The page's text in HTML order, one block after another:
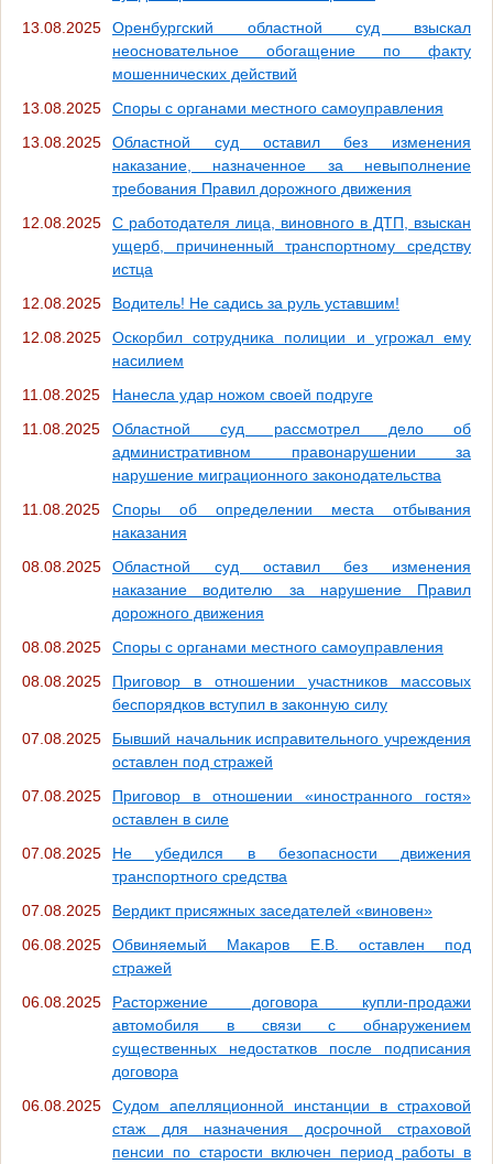
13.08.2025
Оренбургский областной суд взыскал
неосновательное обогащение по факту
мошеннических действий
13.08.2025
Споры с органами местного самоуправления
13.08.2025
Областной суд оставил без изменения
наказание, назначенное за невыполнение
требования Правил дорожного движения
12.08.2025
С работодателя лица, виновного в ДТП, взыскан
ущерб, причиненный транспортному средству
истца
12.08.2025
Водитель! Не садись за руль уставшим!
12.08.2025
Оскорбил сотрудника полиции и угрожал ему
насилием
11.08.2025
Нанесла удар ножом своей подруге
11.08.2025
Областной суд рассмотрел дело об
административном правонарушении за
нарушение миграционного законодательства
11.08.2025
Споры об определении места отбывания
наказания
08.08.2025
Областной суд оставил без изменения
наказание водителю за нарушение Правил
дорожного движения
08.08.2025
Споры с органами местного самоуправления
08.08.2025
Приговор в отношении участников массовых
беспорядков вступил в законную силу
07.08.2025
Бывший начальник исправительного учреждения
оставлен под стражей
07.08.2025
Приговор в отношении «иностранного гостя»
оставлен в силе
07.08.2025
Не убедился в безопасности движения
транспортного средства
07.08.2025
Вердикт присяжных заседателей «виновен»
06.08.2025
Обвиняемый Макаров Е.В. оставлен под
стражей
06.08.2025
Расторжение договора купли-продажи
автомобиля в связи с обнаружением
существенных недостатков после подписания
договора
06.08.2025
Судом апелляционной инстанции в страховой
стаж для назначения досрочной страховой
пенсии по старости включен период работы в